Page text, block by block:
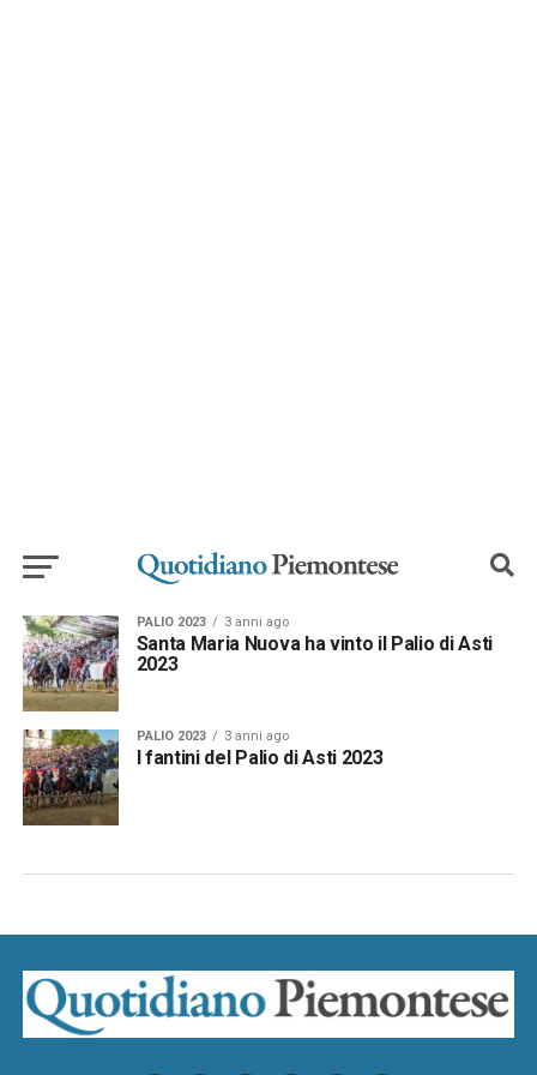
PALIO 2023 3 anni ago
Santa Maria Nuova ha vinto il Palio di Asti
2023
PALIO 2023 3 anni ago
I fantini del Palio di Asti 2023